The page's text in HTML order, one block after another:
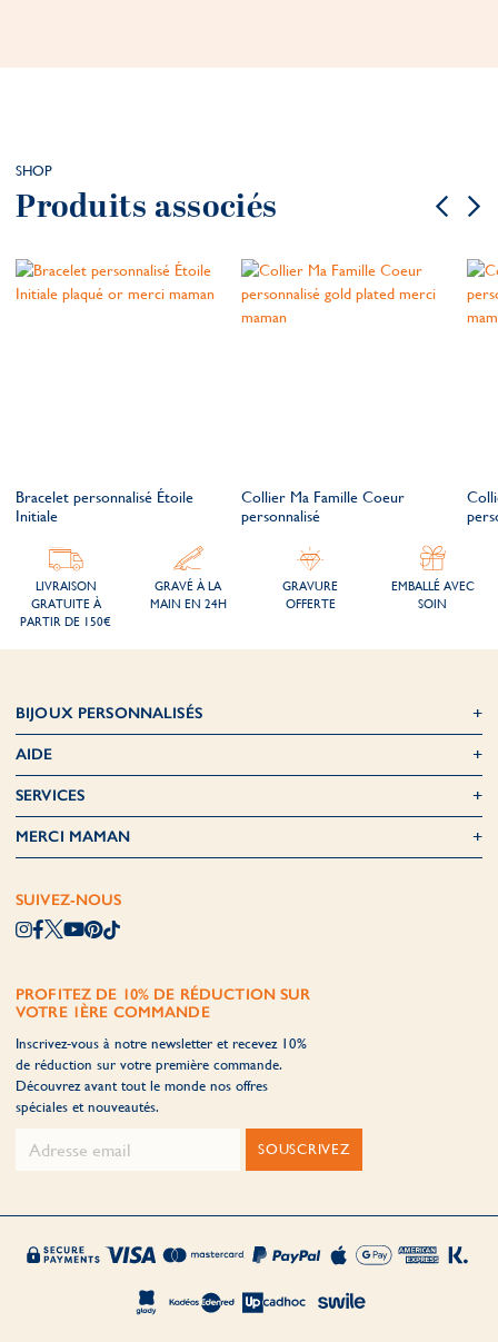
SHOP
Produits associés
Bracelet personnalisé Étoile
Initiale
Collier Ma Famille Coeur
personnalisé
LIVRAISON
GRATUITE À
PARTIR DE 150€
GRAVÉ À LA
MAIN EN 24H
GRAVURE
OFFERTE
EMBALLÉ AVEC
SOIN
BIJOUX PERSONNALISÉS
AIDE
SERVICES
MERCI MAMAN
SUIVEZ-NOUS
PROFITEZ DE 10% DE RÉDUCTION SUR
VOTRE 1ÈRE COMMANDE
Inscrivez-vous à notre newsletter et recevez 10%
de réduction sur votre première commande.
Découvrez avant tout le monde nos offres
spéciales et nouveautés.
SOUSCRIVEZ